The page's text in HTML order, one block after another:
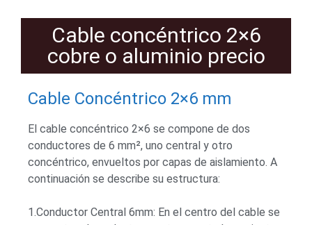
Cable concéntrico 2×6
cobre o aluminio precio
Cable Concéntrico 2×6 mm
El cable concéntrico 2×6 se compone de dos
conductores de 6 mm², uno central y otro
concéntrico, envueltos por capas de aislamiento. A
continuación se describe su estructura:
1.Conductor Central 6mm: En el centro del cable se